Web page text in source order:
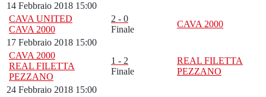
14 Febbraio 2018 15:00
CAVA UNITED
CAVA 2000
2 - 0
Finale
CAVA 2000
17 Febbraio 2018 15:00
CAVA 2000
REAL FILETTA
PEZZANO
1 - 2
Finale
REAL FILETTA
PEZZANO
24 Febbraio 2018 15:00